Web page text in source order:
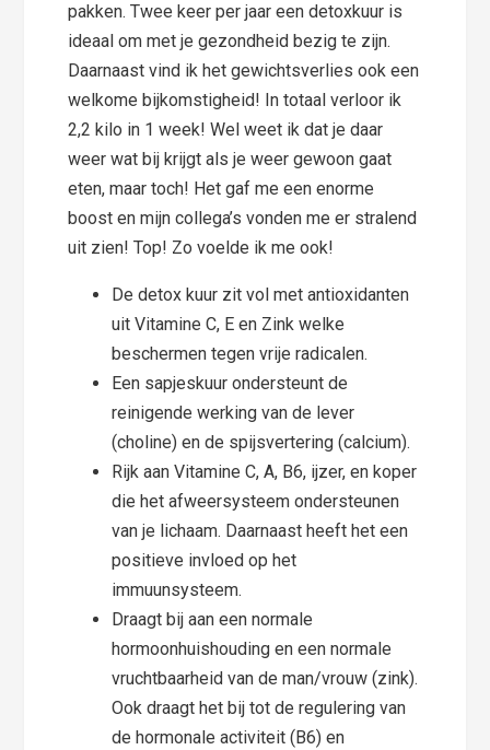
pakken. Twee keer per jaar een detoxkuur is
ideaal om met je gezondheid bezig te zijn.
Daarnaast vind ik het gewichtsverlies ook een
welkome bijkomstigheid! In totaal verloor ik
2,2 kilo in 1 week! Wel weet ik dat je daar
weer wat bij krijgt als je weer gewoon gaat
eten, maar toch! Het gaf me een enorme
boost en mijn collega’s vonden me er stralend
uit zien! Top! Zo voelde ik me ook!
De detox kuur zit vol met antioxidanten
uit Vitamine C, E en Zink welke
beschermen tegen vrije radicalen.
Een sapjeskuur ondersteunt de
reinigende werking van de lever
(choline) en de spijsvertering (calcium).
Rijk aan Vitamine C, A, B6, ijzer, en koper
die het afweersysteem ondersteunen
van je lichaam. Daarnaast heeft het een
positieve invloed op het
immuunsysteem.
Draagt bij aan een normale
hormoonhuishouding en een normale
vruchtbaarheid van de man/vrouw (zink).
Ook draagt het bij tot de regulering van
de hormonale activiteit (B6) en